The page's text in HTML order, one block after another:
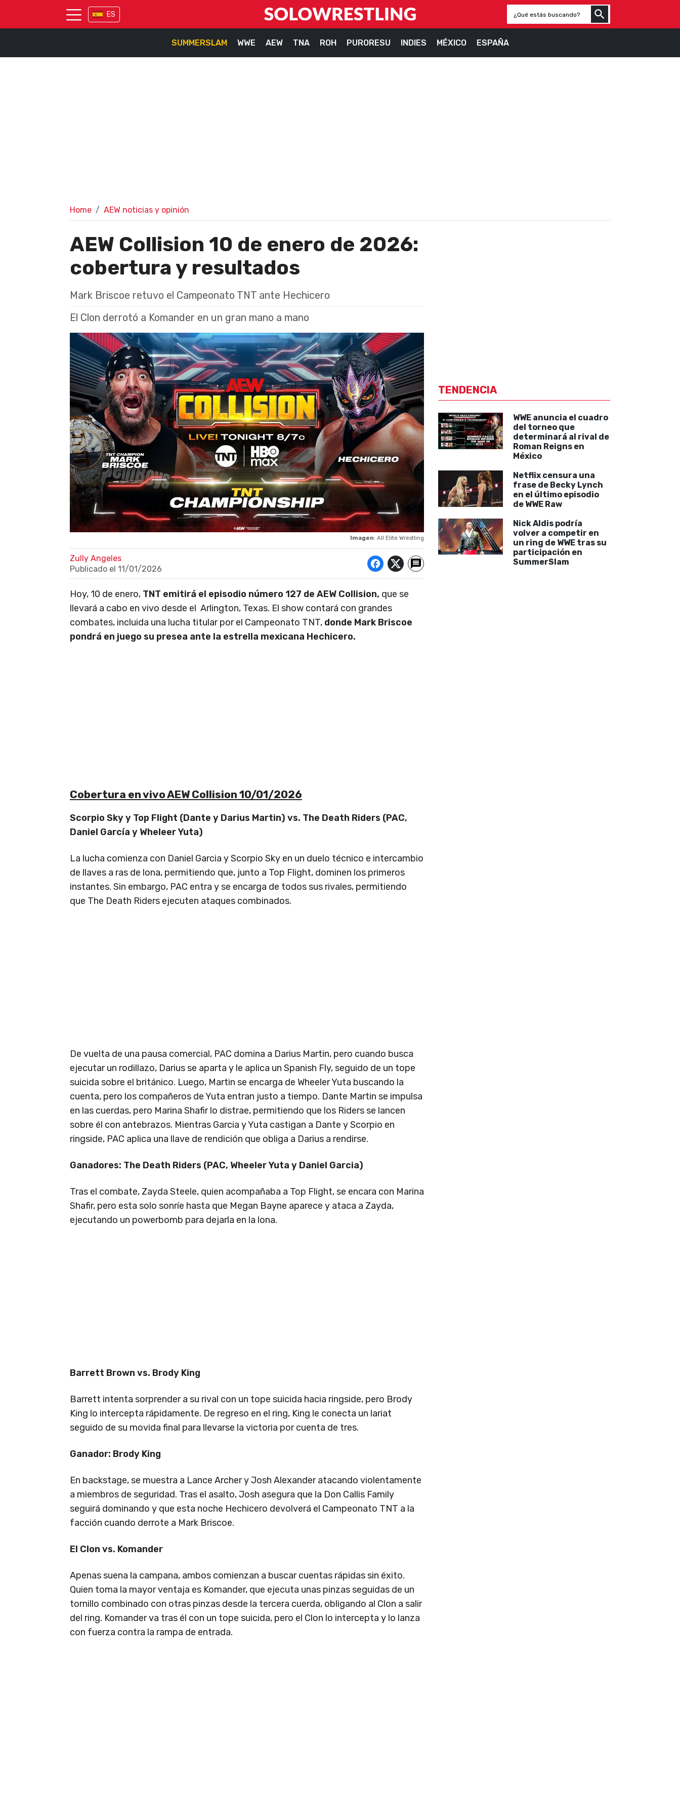
ES
SUMMERSLAM WWE AEW TNA ROH PURORESU INDIES MÉXICO ESPAÑA
Home AEW noticias y opinión
AEW Collision 10 de enero de 2026:
cobertura y resultados
Mark Briscoe retuvo el Campeonato TNT ante Hechicero
El Clon derrotó a Komander en un gran mano a mano
Imagen: All Elite Wrestling
Zully Angeles
Publicado el 11/01/2026
Hoy, 10 de enero, TNT emitirá el episodio número 127 de AEW Collision, que se
llevará a cabo en vivo desde el Arlington, Texas. El show contará con grandes
combates, incluida una lucha titular por el Campeonato TNT, donde Mark Briscoe
pondrá en juego su presea ante la estrella mexicana Hechicero.
Cobertura en vivo AEW Collision 10/01/2026
Scorpio Sky y Top Flight (Dante y Darius Martin) vs. The Death Riders (PAC,
Daniel García y Wheleer Yuta)
La lucha comienza con Daniel Garcia y Scorpio Sky en un duelo técnico e intercambio
de llaves a ras de lona, permitiendo que, junto a Top Flight, dominen los primeros
instantes. Sin embargo, PAC entra y se encarga de todos sus rivales, permitiendo
que The Death Riders ejecuten ataques combinados.
De vuelta de una pausa comercial, PAC domina a Darius Martin, pero cuando busca
ejecutar un rodillazo, Darius se aparta y le aplica un Spanish Fly, seguido de un tope
suicida sobre el británico. Luego, Martin se encarga de Wheeler Yuta buscando la
cuenta, pero los compañeros de Yuta entran justo a tiempo. Dante Martin se impulsa
en las cuerdas, pero Marina Shafir lo distrae, permitiendo que los Riders se lancen
sobre él con antebrazos. Mientras Garcia y Yuta castigan a Dante y Scorpio en
ringside, PAC aplica una llave de rendición que obliga a Darius a rendirse.
Ganadores: The Death Riders (PAC, Wheeler Yuta y Daniel Garcia)
Tras el combate, Zayda Steele, quien acompañaba a Top Flight, se encara con Marina
Shafir, pero esta solo sonríe hasta que Megan Bayne aparece y ataca a Zayda,
ejecutando un powerbomb para dejarla en la lona.
Barrett Brown vs. Brody King
Barrett intenta sorprender a su rival con un tope suicida hacia ringside, pero Brody
King lo intercepta rápidamente. De regreso en el ring, King le conecta un lariat
seguido de su movida final para llevarse la victoria por cuenta de tres.
Ganador: Brody King
En backstage, se muestra a Lance Archer y Josh Alexander atacando violentamente
a miembros de seguridad. Tras el asalto, Josh asegura que la Don Callis Family
seguirá dominando y que esta noche Hechicero devolverá el Campeonato TNT a la
facción cuando derrote a Mark Briscoe.
El Clon vs. Komander
Apenas suena la campana, ambos comienzan a buscar cuentas rápidas sin éxito.
Quien toma la mayor ventaja es Komander, que ejecuta unas pinzas seguidas de un
tornillo combinado con otras pinzas desde la tercera cuerda, obligando al Clon a salir
del ring. Komander va tras él con un tope suicida, pero el Clon lo intercepta y lo lanza
con fuerza contra la rampa de entrada.
TENDENCIA
WWE anuncia el cuadro
del torneo que
determinará al rival de
Roman Reigns en
México
Netflix censura una
frase de Becky Lynch
en el último episodio
de WWE Raw
Nick Aldis podría
volver a competir en
un ring de WWE tras su
participación en
SummerSlam